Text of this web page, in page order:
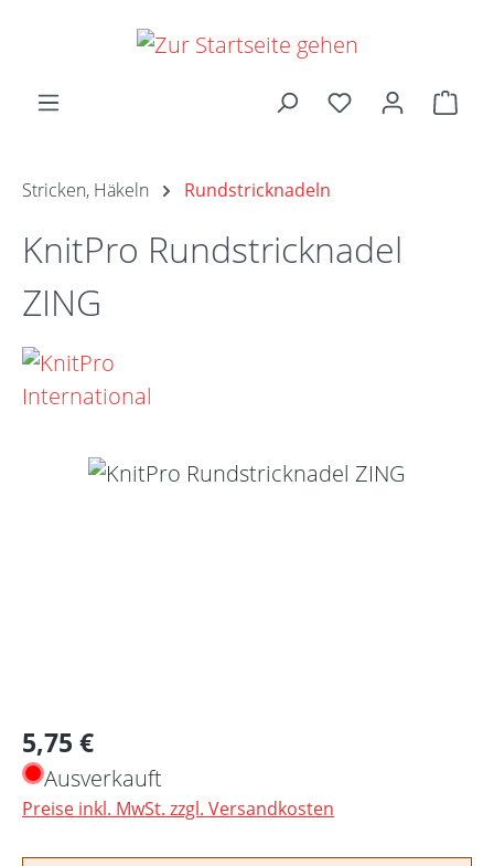
Zum Hauptinhalt springen
Stricken, Häkeln Rundstricknadeln
KnitPro Rundstricknadel
ZING
Bildergalerie überspringen
Regulärer Preis:
5,75 €
Ausverkauft
Preise inkl. MwSt. zzgl. Versandkosten